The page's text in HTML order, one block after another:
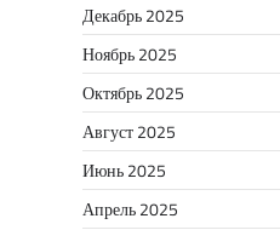
Декабрь 2025
Ноябрь 2025
Октябрь 2025
Август 2025
Июнь 2025
Апрель 2025